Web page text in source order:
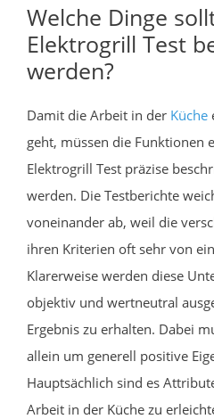
Welche Dinge
Elektrogrill Test
werden?
Damit die Arbeit in der Küche
geht, müssen die Funktionen
Elektrogrill Test präzise
werden. Die Testberichte
voneinander ab, weil die
ihren Kriterien oft sehr von
Klarerweise werden diese
objektiv und wertneutral
Ergebnis zu erhalten. Dabei
allein um generell positive
Hauptsächlich sind es
Arbeit in der Küche zu